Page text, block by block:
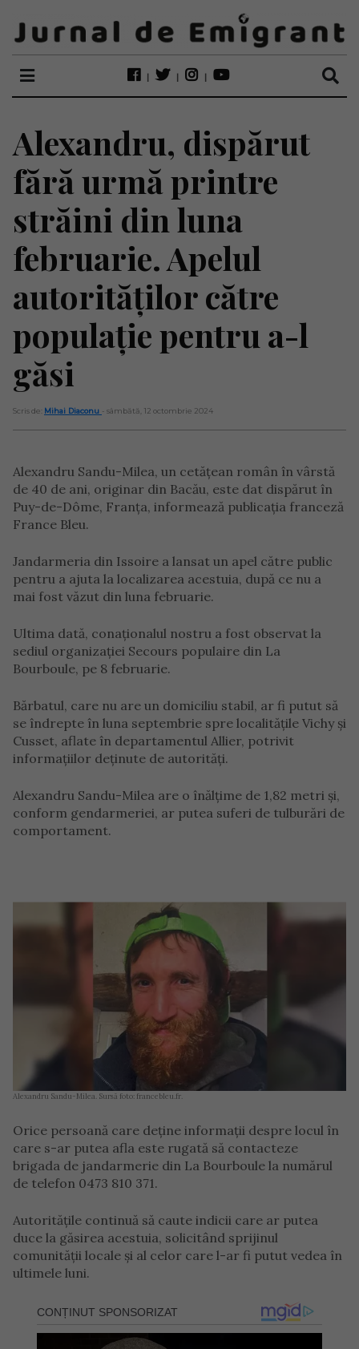
Alexandru, dispărut
fără urmă printre
străini din luna
februarie. Apelul
autorităților către
populație pentru a-l
găsi
Scris de: Mihai Diaconu - sâmbătă, 12 octombrie 2024
Alexandru Sandu-Milea, un cetățean român în vârstă
de 40 de ani, originar din Bacău, este dat dispărut în
Puy-de-Dôme, Franța, informează publicația franceză
France Bleu.
Jandarmeria din Issoire a lansat un apel către public
pentru a ajuta la localizarea acestuia, după ce nu a
mai fost văzut din luna februarie.
Ultima dată, conaționalul nostru a fost observat la
sediul organizației Secours populaire din La
Bourboule, pe 8 februarie.
Bărbatul, care nu are un domiciliu stabil, ar fi putut să
se îndrepte în luna septembrie spre localitățile Vichy și
Cusset, aflate în departamentul Allier, potrivit
informațiilor deținute de autorități.
Alexandru Sandu-Milea are o înălțime de 1,82 metri și,
conform gendarmeriei, ar putea suferi de tulburări de
comportament.
Alexandru Sandu-Milea. Sursă foto: francebleu.fr.
Orice persoană care deține informații despre locul în
care s-ar putea afla este rugată să contacteze
brigada de jandarmerie din La Bourboule la numărul
de telefon 0473 810 371.
Autoritățile continuă să caute indicii care ar putea
duce la găsirea acestuia, solicitând sprijinul
comunității locale și al celor care l-ar fi putut vedea în
ultimele luni.